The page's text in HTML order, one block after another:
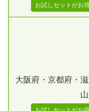
お試しセットがお得
大阪府・京都府・